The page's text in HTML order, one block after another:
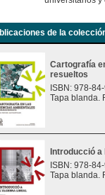
de la
Cartografía
resueltos
ISBN: 978-
Tapa blanda.
Introducció a
ISBN: 978-
Tapa blanda.